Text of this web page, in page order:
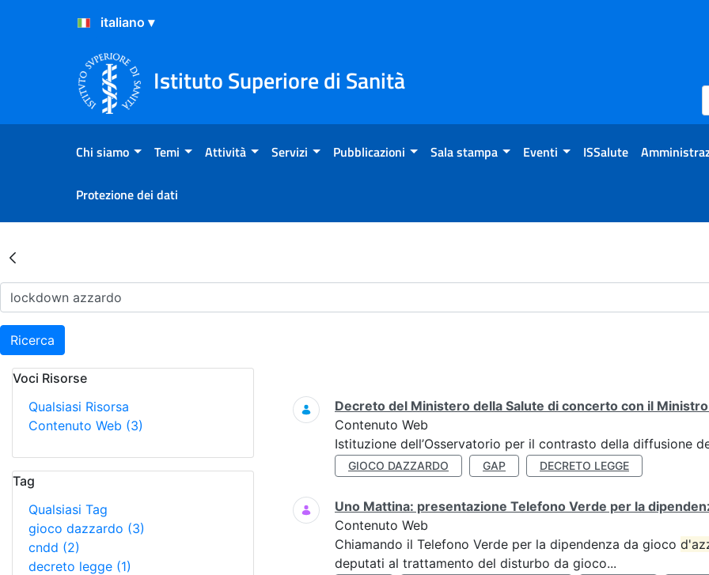
Salta al Contenuto
Salta al Footer
Istituto Superiore di Sanità
Chi siamo Temi Attività Servizi Pubblicazioni Sala stampa Eventi ISSalute
Protezione dei dati
Risultati della Ricerca - Archivio
Ricerca
Voci Risorse
Qualsiasi Risorsa
Contenuto Web (3)
Tag
Qualsiasi Tag
gioco dazzardo (3)
cndd (2)
decreto legge (1)
Ricerca
Decreto del Ministero della Salute di concerto con il
Contenuto Web
Istituzione dell’Osservatorio per il contrasto della diffusione
GIOCO DAZZARDO GAP DECRETO LEGGE
Uno Mattina: presentazione Telefono Verde per la
Contenuto Web
Chiamando il Telefono Verde per la dipendenza da gioco
deputati al trattamento del disturbo da gioco...